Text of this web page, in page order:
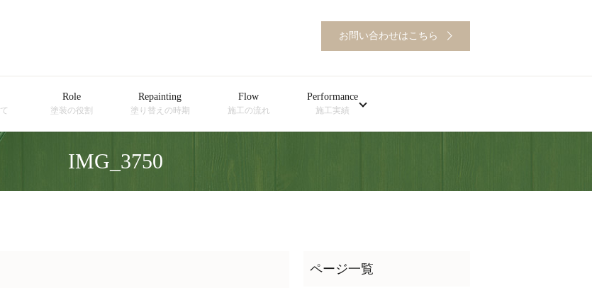
お問い合わせはこちら
Role
塗装の役割
Repainting
塗り替えの時期
Flow
施工の流れ
Performance
施工実績
IMG_3750